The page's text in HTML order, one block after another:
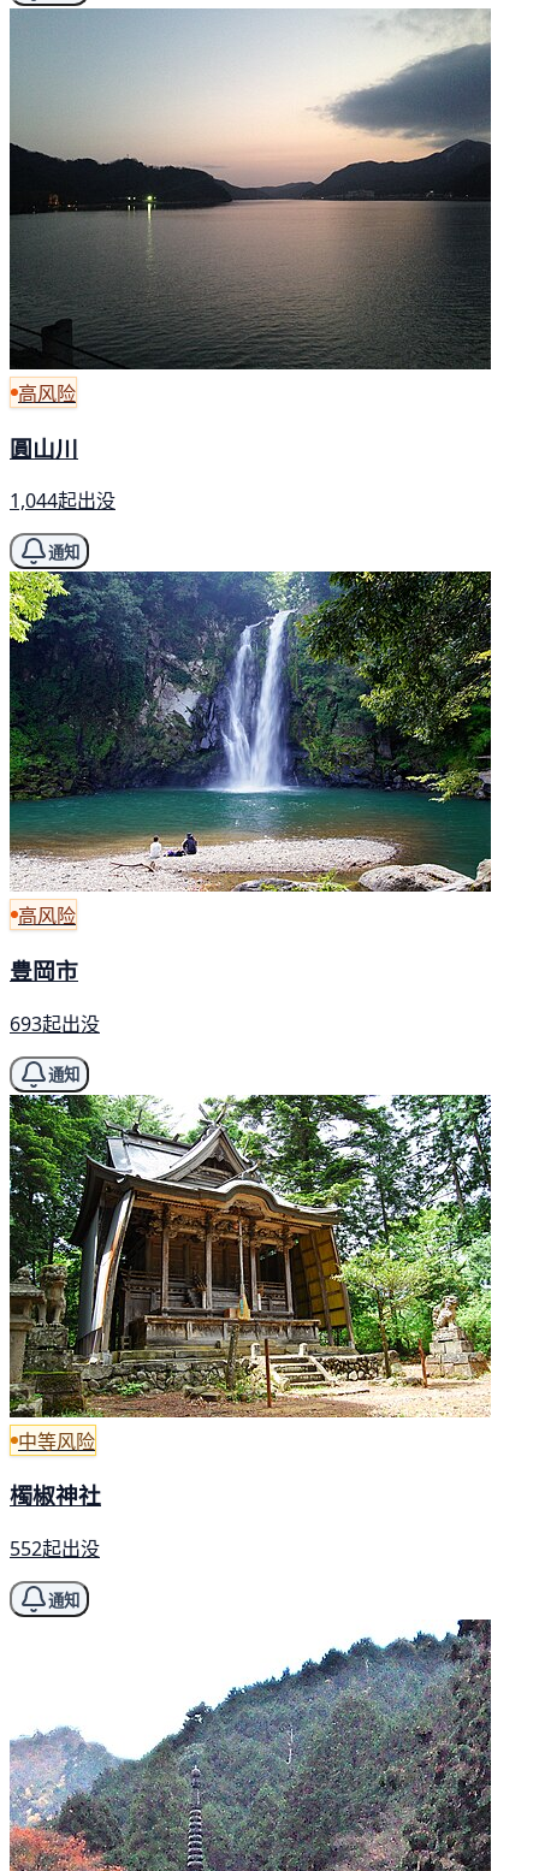
高风险
圓山川
1,044起出没
通知
高风险
豊岡市
693起出没
通知
中等风险
㯮椒神社
552起出没
通知